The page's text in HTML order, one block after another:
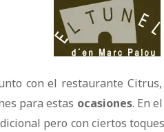
con el restaurante
para estas ocasiones. En
pero con ciertos